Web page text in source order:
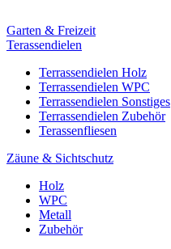
Garten & Freizeit
Terassendielen
Terrassendielen Holz
Terrassendielen WPC
Terrassendielen Sonstiges
Terrassendielen Zubehör
Terassenfliesen
Zäune & Sichtschutz
Holz
WPC
Metall
Zubehör